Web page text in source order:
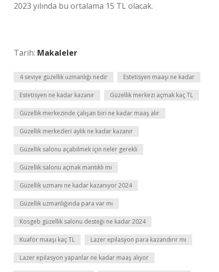
2023 yılında bu ortalama 15 TL olacak.
Tarih: Makaleler
4 seviye güzellik uzmanlığı nedir Estetisyen maaşı ne kadar
Estetisyen ne kadar kazanır Güzellik merkezi açmak kaç TL
Güzellik merkezinde çalışan biri ne kadar maaş alır
Güzellik merkezleri aylık ne kadar kazanır
Güzellik salonu açabilmek için neler gerekli
Güzellik salonu açmak mantıklı mı
Güzellik uzmanı ne kadar kazanıyor 2024
Güzellik uzmanlığında para var mı
Kosgeb güzellik salonu desteği ne kadar 2024
Kuaför maaşı kaç TL Lazer epilasyon para kazandırır mı
Lazer epilasyon yapanlar ne kadar maaş alıyor